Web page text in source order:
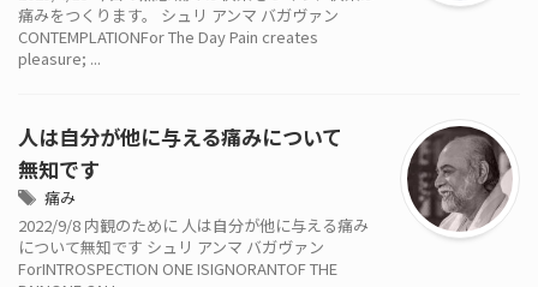
痛みをつくります。 シュリ アンマ バガヴァン
CONTEMPLATIONFor The Day Pain creates
pleasure; ...
人は自分が他に与える痛みについて
無知です
痛み
2022/9/8 内観のために 人は自分が他に与える痛み
について無知です シュリ アンマ バガヴァン
ForINTROSPECTION ONE ISIGNORANTOF THE